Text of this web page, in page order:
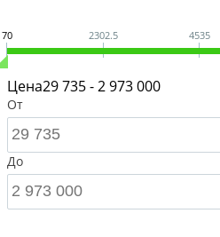
70 2302.5 4535
Цена29 735 - 2 973 000
От
До